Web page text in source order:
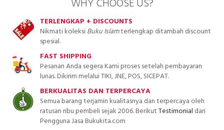
WHY CHOOSE US?
TERLENGKAP + DISCOUNTS
Nikmati koleksiBuku Islamterlengkap ditambah discount
spesial.
FAST SHIPPING
Pesanan Anda segera Kami proses setelah pembayaran
lunas. Dikirim melalui TIKI, JNE, POS, SICEPAT.
BERKUALITAS DAN TERPERCAYA
Semua barang terjamin kualitasnya dan terpercaya oleh
ratusan ribu pembeli sejak 2006. BerikutTestimonial dari
Pengguna Jasa Bukukita.com